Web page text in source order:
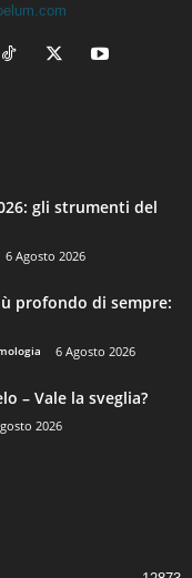
gli strumenti del
6 Agosto 2026
profondo di sempre:
6 Agosto 2026
– Vale la sveglia?
2026